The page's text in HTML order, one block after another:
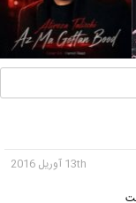
13th آوریل 2016